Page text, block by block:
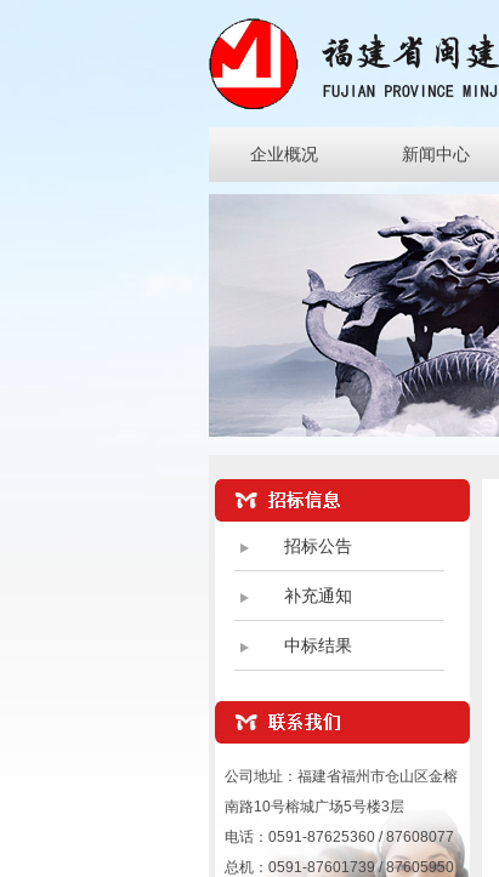
新闻中心
企业概况
招标公告
补充通知
中标结果
公司地址：福建省福州市仓山区金榕
南路10号榕城广场5号楼3层
电话：0591-87625360 / 87608077
总机：0591-87601739 / 87605950